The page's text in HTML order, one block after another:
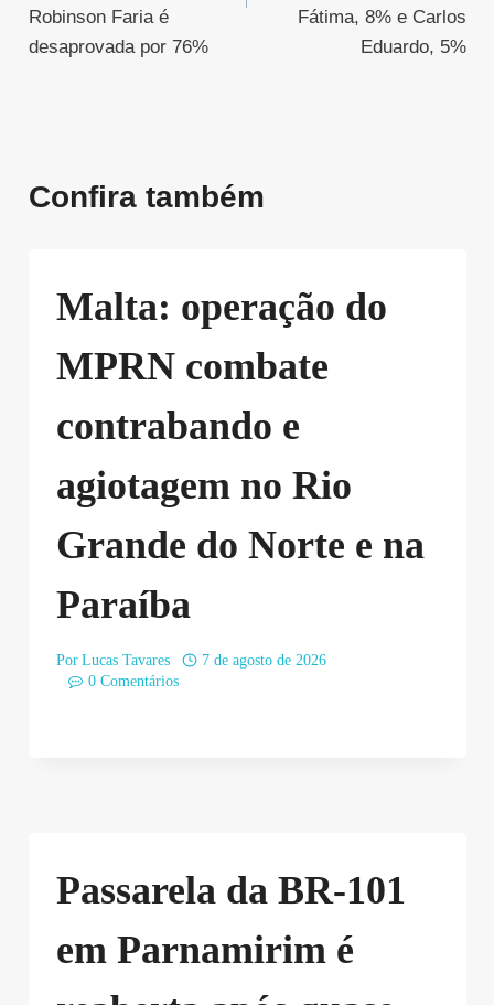
Robinson Faria é
desaprovada por 76%
Fátima, 8% e Carlos
Eduardo, 5%
Confira também
Malta: operação do
MPRN combate
contrabando e
agiotagem no Rio
Grande do Norte e na
Paraíba
Por Lucas Tavares
7 de agosto de 2026
0 Comentários
Passarela da BR-101
em Parnamirim é